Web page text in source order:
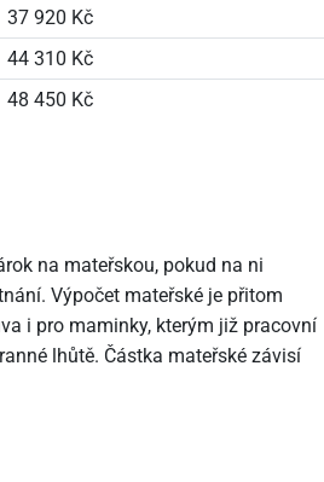
37 920 Kč
44 310 Kč
48 450 Kč
na mateřskou, pokud na ni
Výpočet mateřské je přitom
i pro maminky, kterým již pracovní
lhůtě. Částka mateřské závisí